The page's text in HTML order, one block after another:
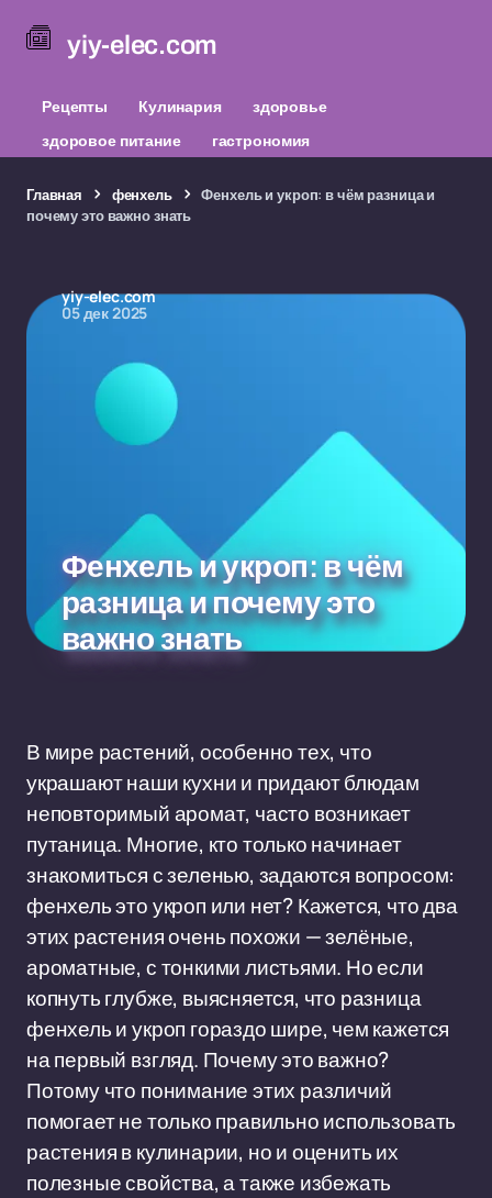
yiy-elec.com
Рецепты Кулинария
здоровье
здоровое питание
гастрономия
Главная фенхель
Фенхель и укроп: в чём разница и
почему это важно знать
yiy-elec.com
05 дек 2025
Фенхель и укроп: в чём
разница и почему это
важно знать
В мире растений, особенно тех, что
украшают наши кухни и придают блюдам
неповторимый аромат, часто возникает
путаница. Многие, кто только начинает
знакомиться с зеленью, задаются вопросом:
фенхель это укроп или нет? Кажется, что два
этих растения очень похожи — зелёные,
ароматные, с тонкими листьями. Но если
копнуть глубже, выясняется, что разница
фенхель и укроп гораздо шире, чем кажется
на первый взгляд. Почему это важно?
Потому что понимание этих различий
помогает не только правильно использовать
растения в кулинарии, но и оценить их
полезные свойства, а также избежать